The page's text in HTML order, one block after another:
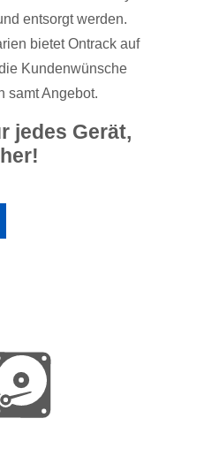
entsorgt werden.
bietet Ontrack auf
Kundenwünsche
samt Angebot.
jedes Gerät,